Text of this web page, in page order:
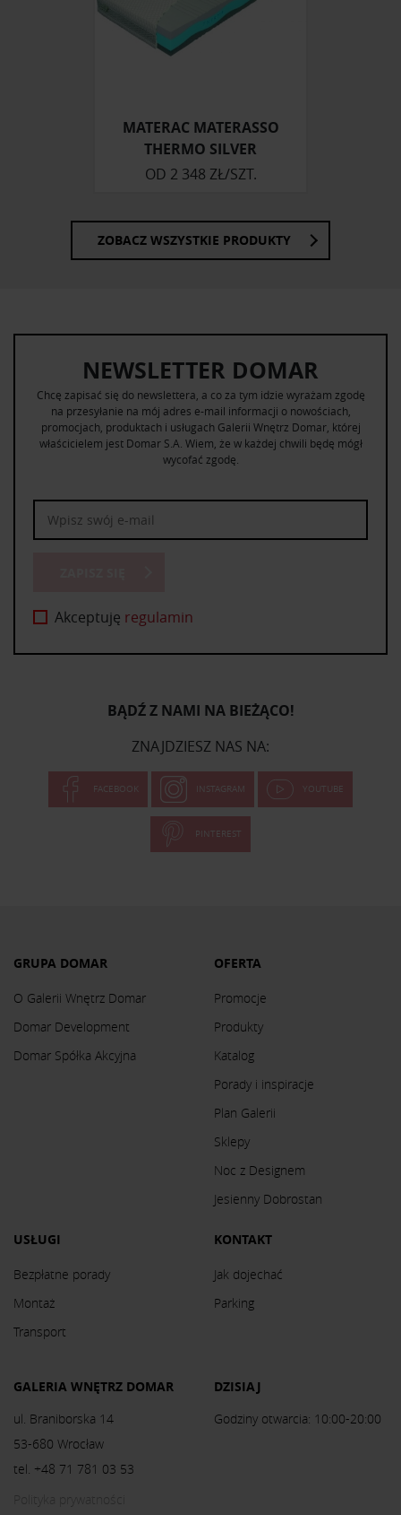
MATERAC MATERASSO
THERMO SILVER
OD 2 348 ZŁ/SZT.
ZOBACZ WSZYSTKIE PRODUKTY
NEWSLETTER DOMAR
Chcę zapisać się do newslettera, a co za tym idzie wyrażam zgodę
na przesyłanie na mój adres e-mail informacji o nowościach,
promocjach, produktach i usługach Galerii Wnętrz Domar, której
właścicielem jest Domar S.A. Wiem, że w każdej chwili będę mógł
wycofać zgodę.
Akceptuję regulamin
BĄDŹ Z NAMI NA BIEŻĄCO!
ZNAJDZIESZ NAS NA:
FACEBOOK INSTAGRAM YOUTUBE
PINTEREST
GRUPA DOMAR
O Galerii Wnętrz Domar
Domar Development
Domar Spółka Akcyjna
OFERTA
Promocje
Produkty
Katalog
Porady i inspiracje
Plan Galerii
Sklepy
Noc z Designem
Jesienny Dobrostan
USŁUGI
Bezpłatne porady
Montaż
Transport
KONTAKT
Jak dojechać
Parking
GALERIA WNĘTRZ DOMAR
ul. Braniborska 14
53-680 Wrocław
tel. +48 71 781 03 53
DZISIAJ
Godziny otwarcia: 10:00-20:00